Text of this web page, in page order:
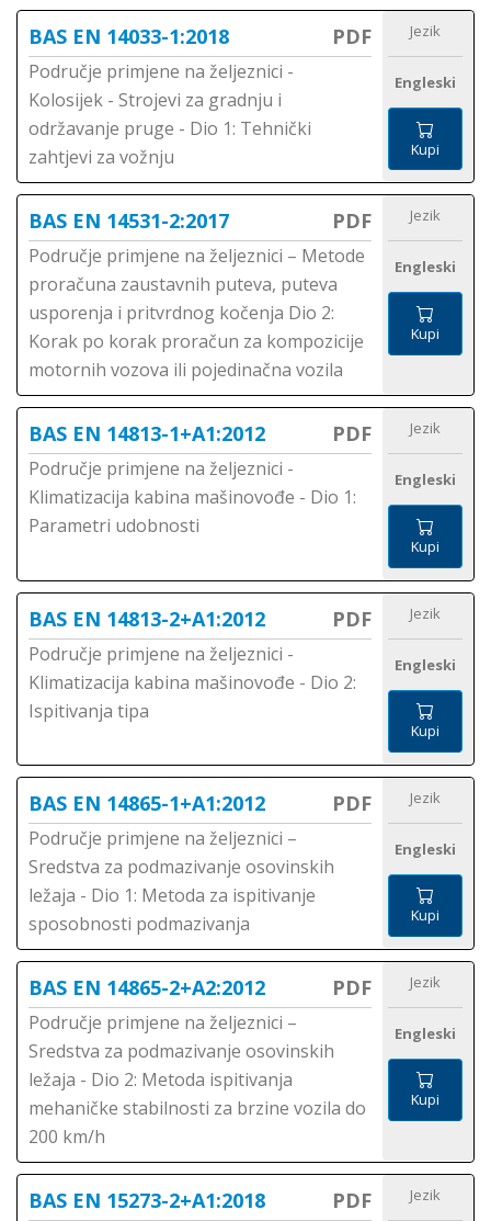
BAS EN 14033-1:2018 PDF
Područje primjene na željeznici -
Kolosijek - Strojevi za gradnju i
održavanje pruge - Dio 1: Tehnički
zahtjevi za vožnju
Jezik
Engleski
Kupi
BAS EN 14531-2:2017 PDF
Područje primjene na željeznici – Metode
proračuna zaustavnih puteva, puteva
usporenja i pritvrdnog kočenja Dio 2:
Korak po korak proračun za kompozicije
motornih vozova ili pojedinačna vozila
Jezik
Engleski
Kupi
BAS EN 14813-1+A1:2012 PDF
Područje primjene na željeznici -
Klimatizacija kabina mašinovođe - Dio 1:
Parametri udobnosti
Jezik
Engleski
Kupi
BAS EN 14813-2+A1:2012 PDF
Područje primjene na željeznici -
Klimatizacija kabina mašinovođe - Dio 2:
Ispitivanja tipa
Jezik
Engleski
Kupi
BAS EN 14865-1+A1:2012 PDF
Područje primjene na željeznici –
Sredstva za podmazivanje osovinskih
ležaja - Dio 1: Metoda za ispitivanje
sposobnosti podmazivanja
Jezik
Engleski
Kupi
BAS EN 14865-2+A2:2012 PDF
Područje primjene na željeznici –
Sredstva za podmazivanje osovinskih
ležaja - Dio 2: Metoda ispitivanja
mehaničke stabilnosti za brzine vozila do
200 km/h
Jezik
Engleski
Kupi
BAS EN 15273-2+A1:2018 PDF Jezik